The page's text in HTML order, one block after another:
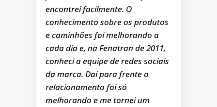
encontrei facilmente. O
conhecimento sobre os produtos
e caminhões foi melhorando a
cada dia e, na Fenatran de 2011,
conheci a equipe de redes sociais
da marca. Daí para frente o
relacionamento foi só
melhorando e me tornei um